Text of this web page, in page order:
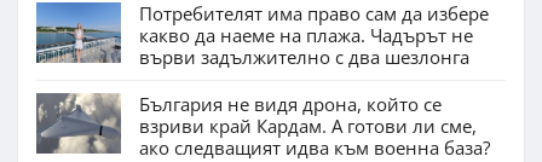
Потребителят има право сам да избере
какво да наеме на плажа. Чадърът не
върви задължително с два шезлонга
България не видя дрона, който се
взриви край Кардам. А готови ли сме,
ако следващият идва към военна база?